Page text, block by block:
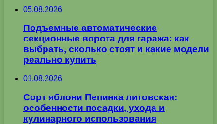
05.08.2026
Подъемные автоматические
секционные ворота для гаража: как
выбрать, сколько стоят и какие модели
реально купить
01.08.2026
Сорт яблони Пепинка литовская:
особенности посадки, ухода и
кулинарного использования